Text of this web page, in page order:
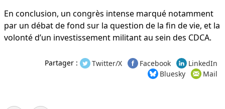
En conclusion, un congrès intense marqué notamment
par un débat de fond sur la question de la fin de vie, et la
volonté d’un investissement militant au sein des CDCA.
Partager : Twitter/X Facebook
LinkedIn
Bluesky
Mail